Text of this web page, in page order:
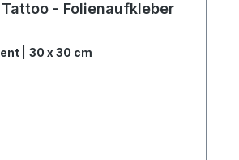
- Folienaufkleber
30 x 30 cm